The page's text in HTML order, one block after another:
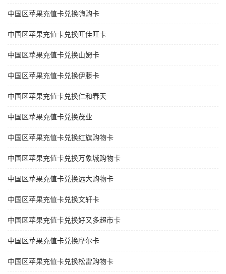
中国区苹果充值卡兑换嗨购卡
中国区苹果充值卡兑换旺佳旺卡
中国区苹果充值卡兑换山姆卡
中国区苹果充值卡兑换伊藤卡
中国区苹果充值卡兑换仁和春天
中国区苹果充值卡兑换茂业
中国区苹果充值卡兑换红旗购物卡
中国区苹果充值卡兑换万象城购物卡
中国区苹果充值卡兑换远大购物卡
中国区苹果充值卡兑换文轩卡
中国区苹果充值卡兑换好又多超市卡
中国区苹果充值卡兑换摩尔卡
中国区苹果充值卡兑换松雷购物卡